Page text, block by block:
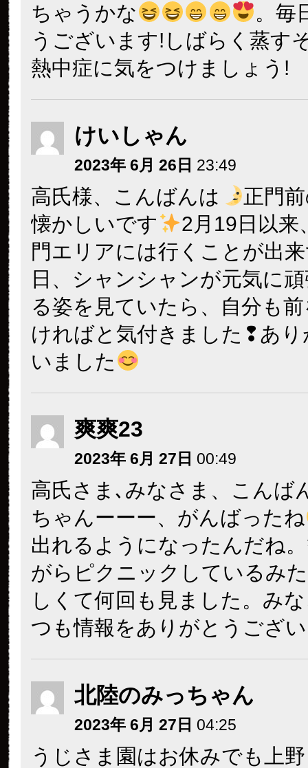
ちゃうかな
。毎
うございます!しばらく蒸す
熱中症に気をつけましょう!
けいしゃん
2023年 6月 26日 23:49
高氏様、こんばんは
正門
懐かしいです
2月19日以来
門エリアには行くことが出
日、シャンシャンが元気に
る姿を見ていたら、自分も
ければと気付きました❢あ
いました
爽爽23
2023年 6月 27日 00:49
高氏さま､みなさま、こんば
ちゃんーーー、がんばったね
出れるようになったんだね
がらピクニックしているみ
しくて何回も見ました。み
つも情報をありがとうござ
北陸のみっちゃん
2023年 6月 27日 04:25
うじさま園はお休みでも上